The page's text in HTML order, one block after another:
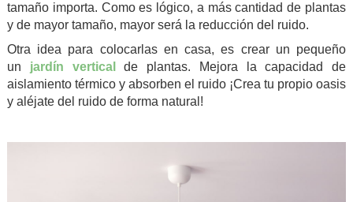
tamaño importa. Como es lógico, a más cantidad de plantas
y de mayor tamaño, mayor será la reducción del ruido.
Otra idea para colocarlas en casa, es crear un pequeño
un jardín vertical
de plantas. Mejora la capacidad de
aislamiento térmico y absorben el ruido ¡Crea tu propio oasis
y aléjate del ruido de forma natural!